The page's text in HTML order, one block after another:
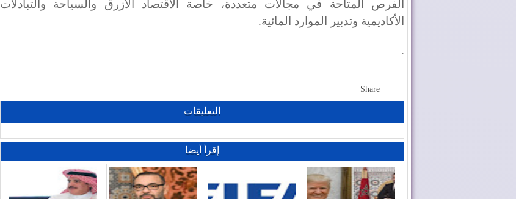
الفرص المتاحة في مجالات متعددة، خاصة الاقتصاد الأزرق والسياحة والتبادلات
الأكاديمية وتدبير الموارد المائية.
.
Share
التعليقات
إقرأ أيضا